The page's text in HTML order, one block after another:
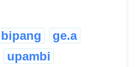
ge.a
upambi